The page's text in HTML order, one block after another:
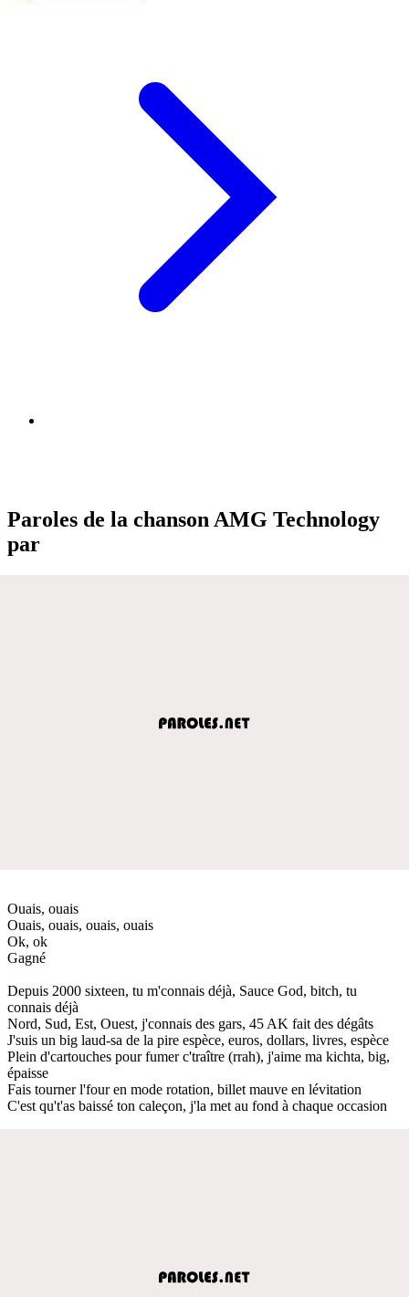
Paroles de la chanson AMG Technology
par
Ouais, ouais
Ouais, ouais, ouais, ouais
Ok, ok
Gagné
Depuis 2000 sixteen, tu m'connais déjà, Sauce God, bitch, tu
connais déjà
Nord, Sud, Est, Ouest, j'connais des gars, 45 AK fait des dégâts
J'suis un big laud-sa de la pire espèce, euros, dollars, livres, espèce
Plein d'cartouches pour fumer c'traître (rrah), j'aime ma kichta, big,
épaisse
Fais tourner l'four en mode rotation, billet mauve en lévitation
C'est qu't'as baissé ton caleçon, j'la met au fond à chaque occasion